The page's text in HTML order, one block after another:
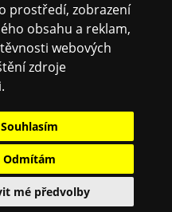
prostředí, zobrazení
obsahu a reklam,
webových
zdroje
Souhlasím
Odmítám
mé předvolby
Platba